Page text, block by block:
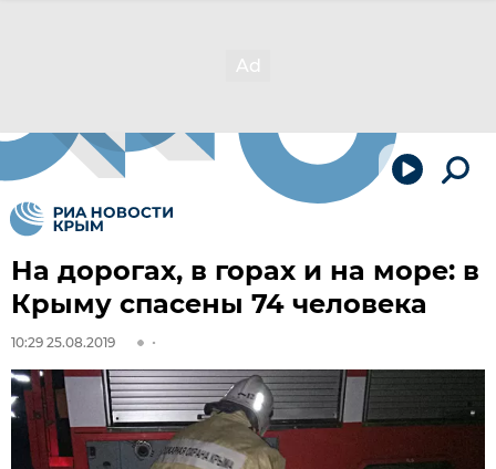
На дорогах, в горах и на море: в
Крыму спасены 74 человека
10:29 25.08.2019